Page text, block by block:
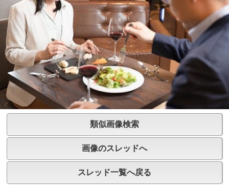
類似画像検索
画像のスレッドへ
スレッド一覧へ戻る